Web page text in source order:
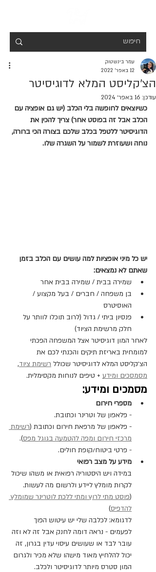
הצ׳קליסט המלא לדוגיסיטר
עמר בינשטוק
12 באפר׳ 2022
עודכן: 16 באפר׳ 2024
כשיוצאים לחופשה בלי הכלב (יש גם אופציה עם
הכלב אבל זה בפוסט אחר) צריך להכין את
הדוגיסיטר ללטפל בכלב שלכם בצורה הכי ברורה,
נוחה ושעוזרת לשמור על השגרה שלו.
יש כל מיני אופציות למה עושים עם הכלב בזמן
שאתם לא נמצאים:
שמירה בבית / שמירה בבית אחר
בן משפחה / חברים / בעל מקצוע /
האוסיטרס
פנסיון ביתי / גדול (לרוב תוכלו לוותר על
חלק מרשימת הציוד)
לאחר המון דוגיסיטר אצל המשפחה הפכתי
למומחית באריזת תיקים והכנתי לכם את
הצ׳קליסט המלא לדוגיסיטר שכולל רשימת ציוד,
מסמסכים ומידע + טיפים לנוחות מקסימלית.
מסמכים ומידע:
מספרי חירום
- פלאפון של וטרינר וכתובת.
- פלאפון של מרפאת חירום וכתובת (רשימת
מרכזי חירום ומפה להטמעה בגוגל מפס).
- פרטי ביטוח/קופת חולים.
מידע על מצב רפואי
במידה ויש היסטוריה רפואית או משהו שיכול
לקרות מומלץ ליידע ולרשום מה לעשות.
(פוסט מתי לרוץ ומתי ללכת לוטרינר שמומלץ
להדפיס)
לדגומא: לכלבה שלי יש עיטוש הפוך
לפעמים - נראה דומה לחנק אבל זה לא וזה
עובר לבד או שעושים עיסוי עדין בגרון, זה
יכול להלחיץ מאוד מישהו שלא מכיר ולגרום
המון סטרס מיותר לדוגיסיטר ולכלב.